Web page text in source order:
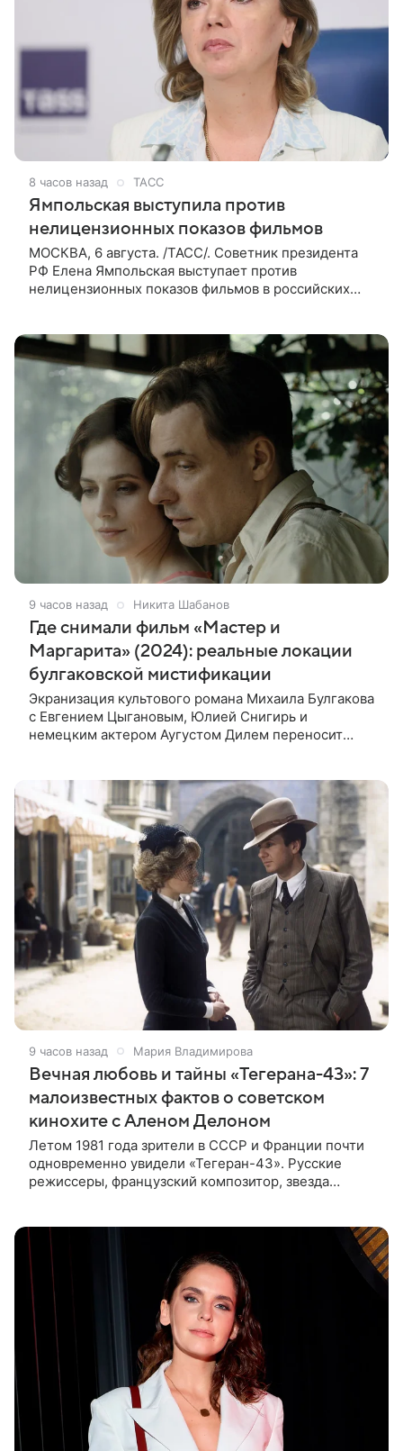
8 часов назад ТАСС
Ямпольская выступила против
нелицензионных показов фильмов
МОСКВА, 6 августа. /ТАСС/. Советник президента
РФ Елена Ямпольская выступает против
нелицензионных показов фильмов в российских
9 часов назад Никита Шабанов
Где снимали фильм «Мастер и
Маргарита» (2024): реальные локации
булгаковской мистификации
Экранизация культового романа Михаила Булгакова
с Евгением Цыгановым, Юлией Снигирь и
немецким актером Аугустом Дилем переносит
9 часов назад Мария Владимирова
Вечная любовь и тайны «Тегерана-43»: 7
малоизвестных фактов о советском
кинохите с Аленом Делоном
Летом 1981 года зрители в СССР и Франции почти
одновременно увидели «Тегеран-43». Русские
режиссеры, французский композитор, звезда